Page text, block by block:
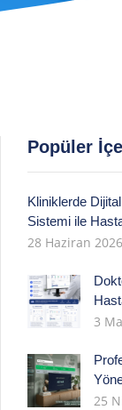
Popüler
Kliniklerde
Sistemi ile
28 Haziran 2026
3
25